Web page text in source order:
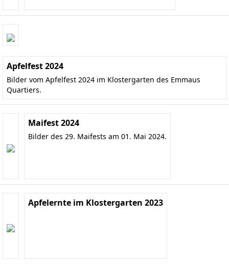
Apfelfest 2024
Bilder vom Apfelfest 2024 im Klostergarten des Emmaus
Quartiers.
Maifest 2024
Bilder des 29. Maifests am 01. Mai 2024.
Apfelernte im Klostergarten 2023